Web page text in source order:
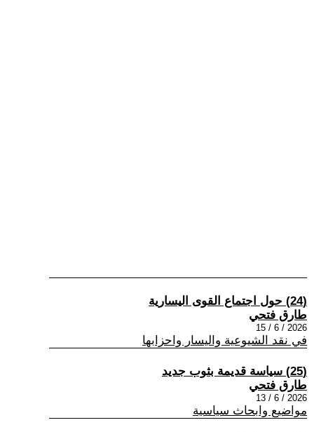
(24) حول اجتماع القوى اليسارية
طارق فتحي
2026 / 6 / 15
في نقد الشيوعية واليسار واحزابها
(25) سياسة قديمة بثوب جديد
طارق فتحي
2026 / 6 / 13
مواضيع وابحاث سياسية